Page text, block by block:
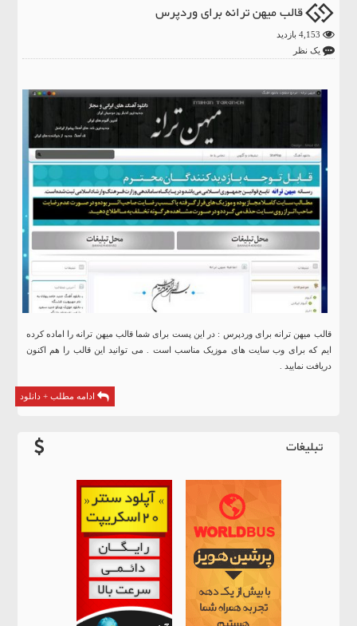
قالب میهن ترانه برای وردپرس
یک نظر
قالب میهن ترانه برای وردپرس : در این پست برای شما قالب میهن ترانه را اماده کرده
ایم که برای وب سایت های موزیک مناسب است . می توانید این قالب را هم اکنون
دریافت نمایید .
ادامه مطلب + دانلود
تبلیغات